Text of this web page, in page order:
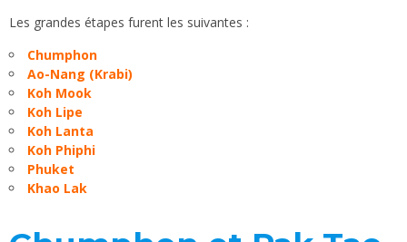
Les grandes étapes furent les suivantes :
Chumphon
Ao-Nang (Krabi)
Koh Mook
Koh Lipe
Koh Lanta
Koh Phiphi
Phuket
Khao Lak